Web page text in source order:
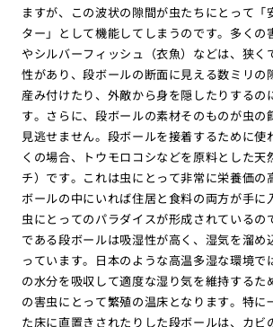
ますが、この波状の隙間が虫たちにとって「
ター」として機能してしまうのです。多くの
やシルバーフィッシュ（衣魚）などは、狭く
性があり、段ボールの断面に見える数ミリの
産み付けたり、外敵から身を隠したりするの
す。さらに、段ボールの素材そのものが虫の
見逃せません。段ボールを接着するために使
くの場合、トウモロコシなどを原料とした天
チ）です。これは虫にとって非常に栄養価の
ボールの中にいれば住居と食料の両方が手に
虫にとってのパラダイスが形成されているの
である段ボールは吸湿性が高く、湿気を溜め
っています。日本のような高温多湿な環境で
の水分を吸収して適度な湿り気を維持するた
の害虫にとって繁殖の温床となります。特に
た床に直置きされたりした段ボールは、カビ